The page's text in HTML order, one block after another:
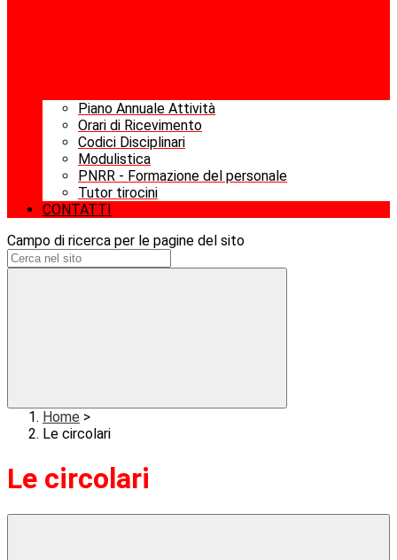
Piano Annuale Attività
Orari di Ricevimento
Codici Disciplinari
Modulistica
PNRR - Formazione del personale
Tutor tirocini
CONTATTI
Campo di ricerca per le pagine del sito
Home >
Le circolari
Le circolari